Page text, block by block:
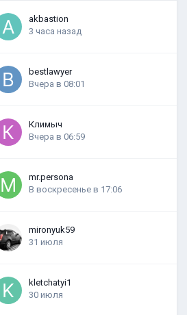
akbastion
3 часа назад
bestlawyer
Вчера в 08:01
Климыч
Вчера в 06:59
mr.persona
В воскресенье в 17:06
mironyuk59
31 июля
kletchatyi1
30 июля